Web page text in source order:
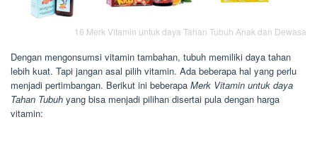
16 Merk Vitamin untuk daya Tahan Tubuh Anak dan Dewasa
Dengan mengonsumsi vitamin tambahan, tubuh memiliki daya tahan
lebih kuat. Tapi jangan asal pilih vitamin. Ada beberapa hal yang perlu
menjadi pertimbangan. Berikut ini beberapa Merk Vitamin untuk daya
Tahan Tubuh yang bisa menjadi pilihan disertai pula dengan harga
vitamin: